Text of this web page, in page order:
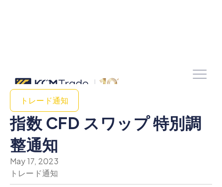
トレード通知
指数 CFD スワップ 特別調
整通知
May 17, 2023
トレード通知